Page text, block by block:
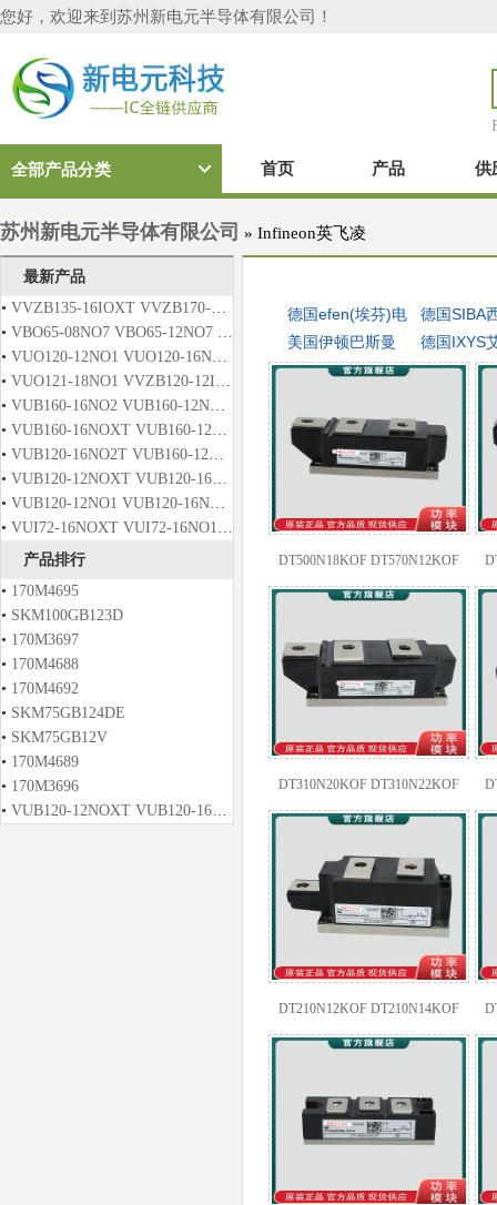
您好，欢迎来到苏州新电元半导体有限公司！
全部产品分类 首页 产品 供
苏州新电元半导体有限公司 » Infineon英飞凌
最新产品
• VVZB135-16IOXT VVZB170-16IOXT
• VBO65-08NO7 VBO65-12NO7 VBO65-14NO7 VBO65-16NO7 VBO65-18NO7
• VUO120-12NO1 VUO120-16NO1 VUO120-12NO2T VUO120-16NO2T
• VUO121-18NO1 VVZB120-12IO1 VVZB120-12IO2 VVZB120-16IOX
• VUB160-16NO2 VUB160-12NO2T VUB160-16NO2T VUO121-16NO1
• VUB160-16NOXT VUB160-12NO1 VUB160-16NO1 VUB160-12NO2
• VUB120-16NO2T VUB160-12NOX VUB160-16NOX VUB160-12NOXT
• VUB120-12NOXT VUB120-16NOXT VUB120-12NO2T VUB120-14NO2T
• VUB120-12NO1 VUB120-16NO1 VUB120-12NO2 VUB120-16NO2
• VUI72-16NOXT VUI72-16NO1 VUO121-12NO1 VUO121-14NO1
产品排行
• 170M4695
• SKM100GB123D
• 170M3697
• 170M4688
• 170M4692
• SKM75GB124DE
• SKM75GB12V
• 170M4689
• 170M3696
• VUB120-12NOXT VUB120-16NOXT VUB120-12NO2T VUB120-14NO2T
德国efen(埃芬)电
器熔断器
德国SIBA
断器
美国伊顿巴斯曼
熔断器
德国IXYS
功率模块
DT500N18KOF DT570N12KOF
DT570N14KOF DT570N16KOF
DT310N20KOF DT310N22KOF
DT310N24KOF DT310N26KOF
DT210N12KOF DT210N14KOF
DT210N16KOF DT210N18KOF